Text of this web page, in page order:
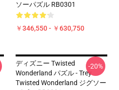
ソーパズル RB0301
￥346,550 - ￥630,750
ディズニー Twisted
Wonderland パズル - Trey
Twisted Wonderland ジグソー
-20%